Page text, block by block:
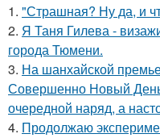
1. "Страшная? Ну да, и
2. Я Таня Гилева -
города Тюмени.
3. На шанхайской
Совершенно Новый
очередной наряд, а
4. Продолжаю